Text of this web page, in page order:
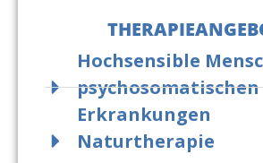
Hochsensible
psychosomatischen
Erkrankungen
Naturtherapie